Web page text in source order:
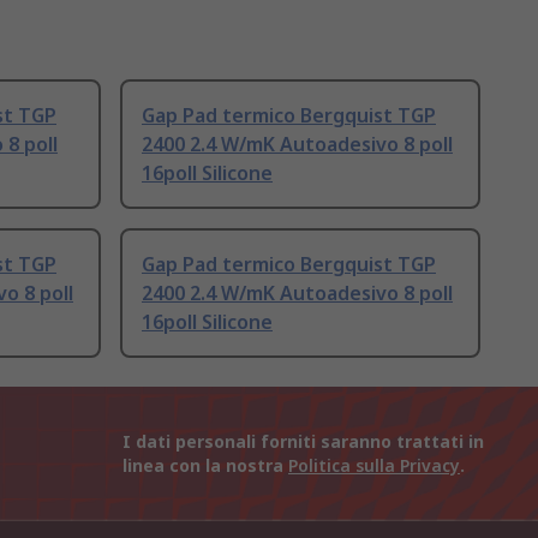
TGP
8 poll
Gap Pad termico Bergquist TGP
2400 2.4 W/mK Autoadesivo 8 poll
16poll Silicone
TGP
8 poll
Gap Pad termico Bergquist TGP
2400 2.4 W/mK Autoadesivo 8 poll
16poll Silicone
I dati personali forniti saranno trattati in
linea con la nostra Politica sulla Privacy.